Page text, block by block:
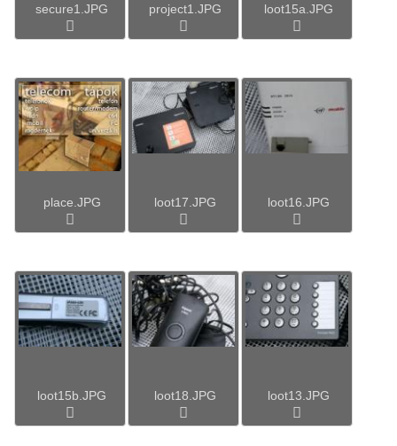
secure1.JPG project1.JPG loot15a.JPG
place.JPG loot17.JPG loot16.JPG
loot15b.JPG loot18.JPG loot13.JPG